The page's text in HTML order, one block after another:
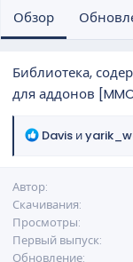
т
о
а
з
д
н
Обзор
Библиотека,
для аддонов
Р
к
ц
и
и
Davis и
Автор
Скачивания
Просмотры
Первый выпуск
Обновление